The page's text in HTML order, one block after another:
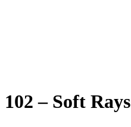
102 – Soft Rays